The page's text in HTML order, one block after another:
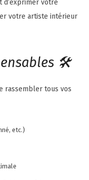
d’exprimer votre
votre artiste intérieur
🛠️
rassembler tous vos
etc.)